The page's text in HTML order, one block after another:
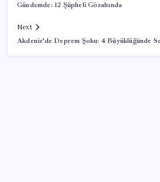
Gündemde: 12 Şüpheli Gözaltında
Next
Akdeniz’de Deprem Şoku: 4 Büyüklüğünde